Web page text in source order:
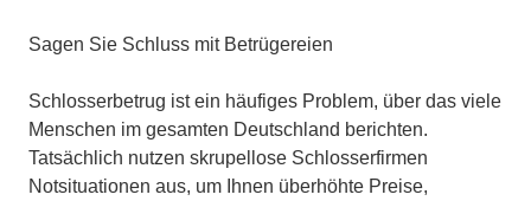
Sagen Sie Schluss mit Betrügereien
Schlosserbetrug ist ein häufiges Problem, über das viele
Menschen im gesamten Deutschland berichten.
Tatsächlich nutzen skrupellose Schlosserfirmen
Notsituationen aus, um Ihnen überhöhte Preise,